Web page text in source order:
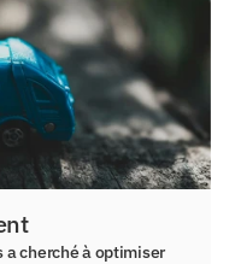
a cherché à optimiser